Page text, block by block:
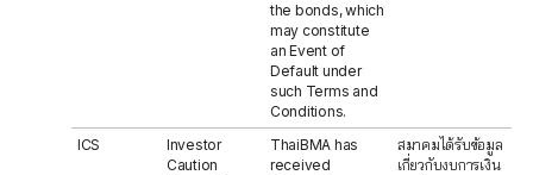
the bonds, which
may constitute
an Event of
Default under
such Terms and
Conditions.
ICS
Investor
Caution
ThaiBMA has
received
สมาคมได้รับข้อมูล
เกี่ยวกับงบการเงิน